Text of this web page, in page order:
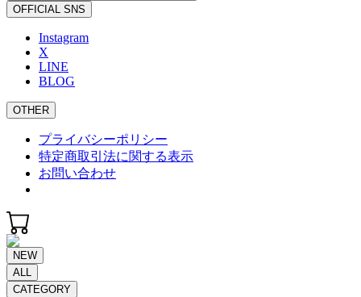
OFFICIAL SNS
Instagram
X
LINE
BLOG
OTHER
プライバシーポリシー
特定商取引法に関する表示
お問い合わせ
NEW
ALL
CATEGORY